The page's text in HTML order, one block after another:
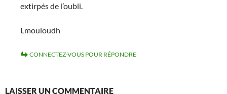
extirpés de l’oubli.
Lmouloudh
CONNECTEZ-VOUS POUR RÉPONDRE
LAISSER UN COMMENTAIRE